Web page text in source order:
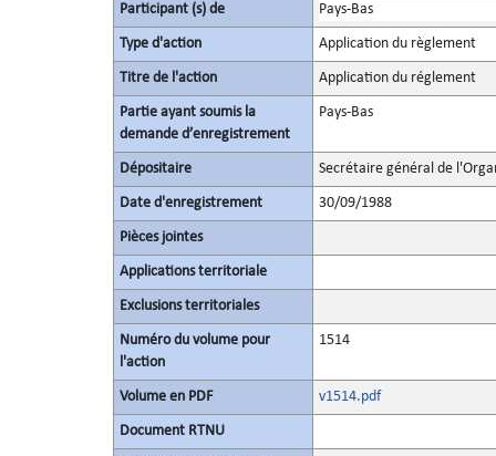
Participant (s) de Pays-Bas
Type d'action Application du règlement
Titre de l'action Application du réglement
Partie ayant soumis la
demande d’enregistrement
Pays-Bas
Dépositaire Secrétaire général de
Date d'enregistrement 30/09/1988
Pièces jointes
Applications territoriale
Exclusions territoriales
Numéro du volume pour
l'action
1514
Volume en PDF v1514.pdf
Document RTNU